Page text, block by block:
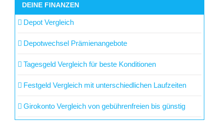
DEINE FINANZEN
Depot Vergleich
Depotwechsel Prämienangebote
Tagesgeld Vergleich für beste Konditionen
Festgeld Vergleich mit unterschiedlichen Laufzeiten
Girokonto Vergleich von gebührenfreien bis günstig